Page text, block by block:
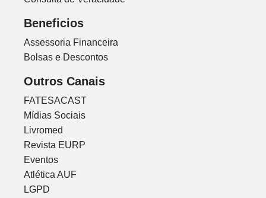
Beneficios
Assessoria Financeira
Bolsas e Descontos
Outros Canais
FATESACAST
Mídias Sociais
Livromed
Revista EURP
Eventos
Atlética AUF
LGPD